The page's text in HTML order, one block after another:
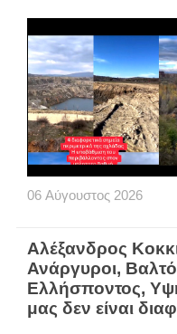
06 Αύγουστος 2026
Αλέξανδρος
Ανάργυροι,
Ελλήσποντος,
μας δεν είναι